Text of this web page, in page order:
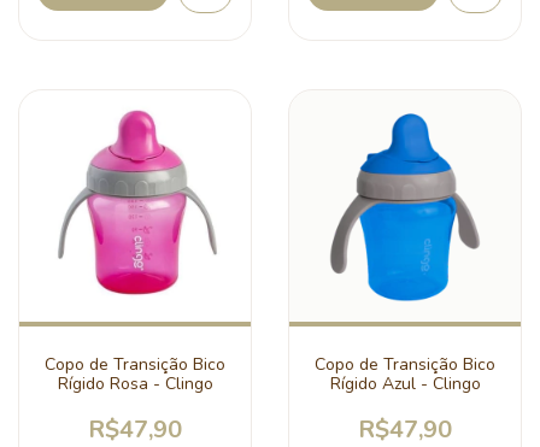
Copo de Transição Bico
Rígido Rosa - Clingo
R$47,90
Copo de Transição Bico
Rígido Azul - Clingo
R$47,90